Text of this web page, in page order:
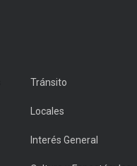
Tránsito
Locales
Interés General